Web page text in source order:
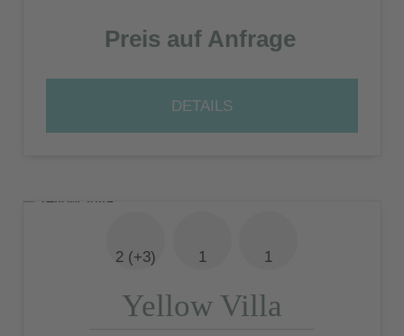
Preis auf Anfrage
DETAILS
2 (+3) 1 1
Yellow Villa